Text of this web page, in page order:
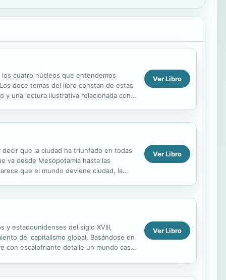
cuatro núcleos que entendemos
doce temas del libro constan de estas
y una lectura ilustrativa relacionada con
Ver Libro
que la ciudad ha triunfado en todas
va desde Mesopotamia hasta las
que el mundo deviene ciudad, la
Ver Libro
y estadounidenses del siglo XVIII,
del capitalismo global. Basándose en
con escalofriante detalle un mundo casi
Ver Libro